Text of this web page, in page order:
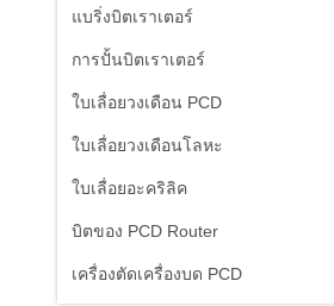
แบริ่งบิตเราเตอร์
การปั้นบิตเราเตอร์
ใบเลื่อยวงเดือน PCD
ใบเลื่อยวงเดือนโลหะ
ใบเลื่อยอะคริลิค
บิตของ PCD Router
เครื่องตัดเครื่องบด PCD